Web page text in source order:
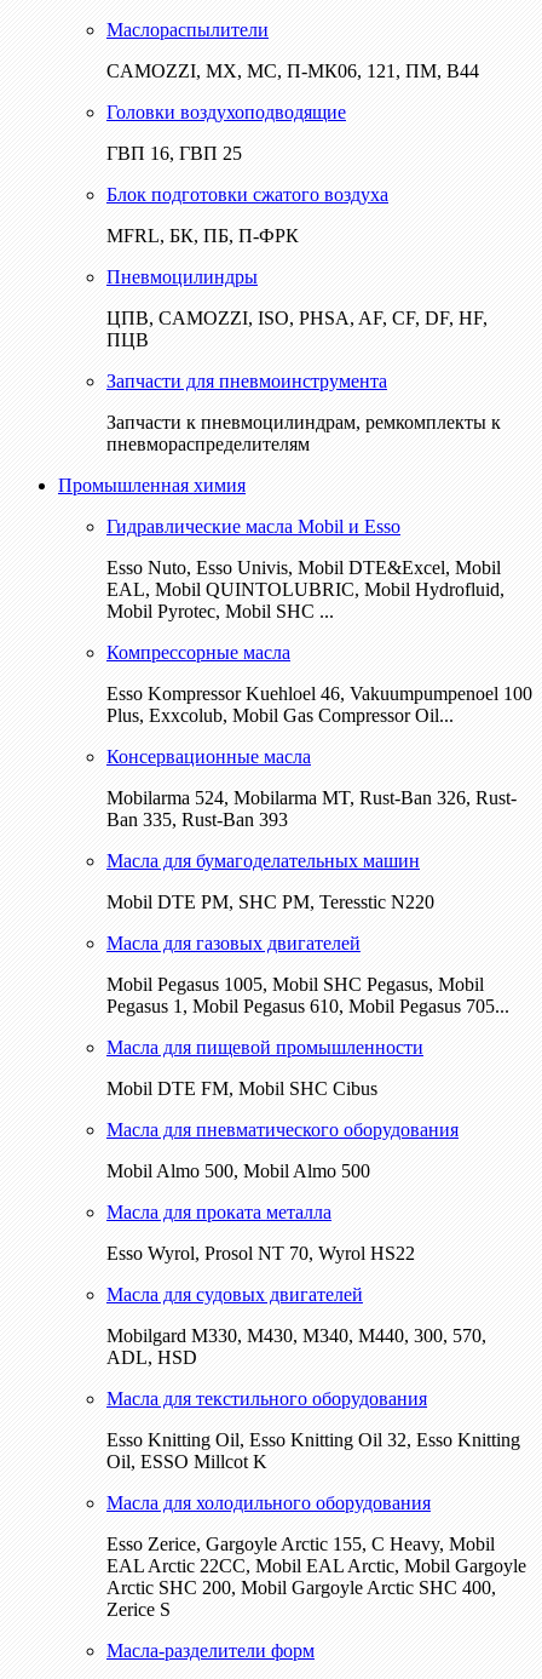
Маслораспылители
CAMOZZI, МХ, МС, П-МК06, 121, ПМ, В44
Головки воздухоподводящие
ГВП 16, ГВП 25
Блок подготовки сжатого воздуха
MFRL, БК, ПБ, П-ФРК
Пневмоцилиндры
ЦПВ, CAMOZZI, ISO, PHSA, AF, CF, DF, HF,
ПЦВ
Запчасти для пневмоинструмента
Запчасти к пневмоцилиндрам, ремкомплекты к
пневмораспределителям
Промышленная химия
Гидравлические масла Mobil и Esso
Esso Nuto, Esso Univis, Mobil DTE&Excel, Mobil
EAL, Mobil QUINTOLUBRIC, Mobil Hydrofluid,
Mobil Pyrotec, Mobil SHC ...
Компрессорные масла
Esso Kompressor Kuehloel 46, Vakuumpumpenoel 100
Plus, Exxcolub, Mobil Gas Compressor Oil...
Консервационные масла
Mobilarma 524, Mobilarma MT, Rust-Ban 326, Rust-
Ban 335, Rust-Ban 393
Масла для бумагоделательных машин
Mobil DTE РМ, SHC PM, Teresstic N220
Масла для газовых двигателей
Mobil Pegasus 1005, Mobil SHC Pegasus, Mobil
Pegasus 1, Mobil Pegasus 610, Mobil Pegasus 705...
Масла для пищевой промышленности
Mobil DTE FM, Mobil SHC Cibus
Масла для пневматического оборудования
Mobil Almo 500, Mobil Almo 500
Масла для проката металла
Esso Wyrol, Prosol NT 70, Wyrol HS22
Масла для судовых двигателей
Mobilgard M330, M430, M340, M440, 300, 570,
ADL, HSD
Масла для текстильного оборудования
Esso Knitting Oil, Esso Knitting Oil 32, Esso Knitting
Oil, ESSO Millcot K
Масла для холодильного оборудования
Esso Zerice, Gargoyle Arctic 155, С Heavy, Mobil
EAL Arctic 22CC, Mobil EAL Arctic, Mobil Gargoyle
Arctic SHC 200, Mobil Gargoyle Arctic SHC 400,
Zerice S
Масла-разделители форм